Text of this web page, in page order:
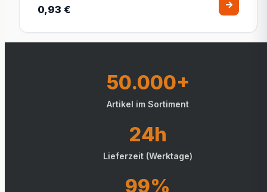
0,93 €
50.000+
Artikel im Sortiment
24h
Lieferzeit (Werktage)
99%